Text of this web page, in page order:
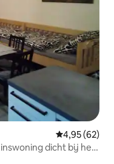
Gemiddelde
4,95 (62)
dicht bij het